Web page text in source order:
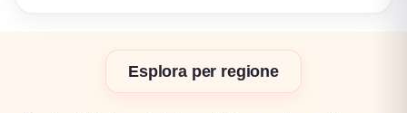
Esplora per regione